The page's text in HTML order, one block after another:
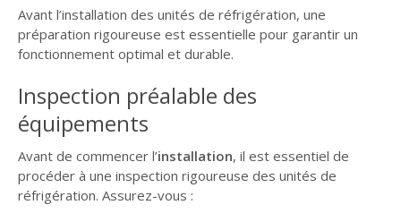
Avant l’installation des unités de réfrigération, une
préparation rigoureuse est essentielle pour garantir un
fonctionnement optimal et durable.
Inspection préalable des
équipements
Avant de commencer l’installation, il est essentiel de
procéder à une inspection rigoureuse des unités de
réfrigération. Assurez-vous :